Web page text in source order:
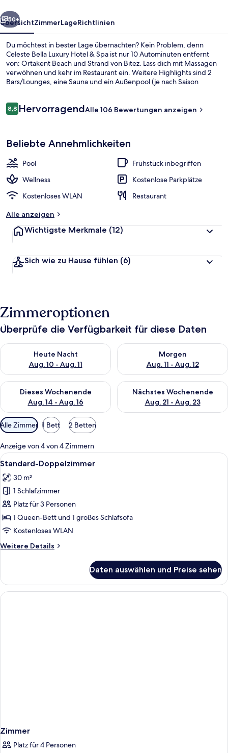
Weiter
50+
ÜbersichtZimmerLageRichtlinien
Du möchtest in bester Lage übernachten? Kein Problem, denn
Celeste Bella Luxury Hotel & Spa ist nur 10 Autominuten entfernt
von: Ortakent Beach und Strand von Bitez. Lass dich mit Massagen
verwöhnen und kehr im Restaurant ein. Weitere Highlights sind 2
Bars/Lounges, eine Sauna und ein Außenpool (je nach Saison
Bewertungen
8,88,8 von 10.
HervorragendAlle 106 Bewertungen anzeigen
Beliebte Annehmlichkeiten
Pool
Frühstück inbegriffen
Wellness
Kostenlose Parkplätze
Kostenloses WLAN
Restaurant
Alle anzeigen
Wichtigste Merkmale (12)
Sich wie zu Hause fühlen (6)
Zimmeroptionen
Überprüfe die Verfügbarkeit für diese Daten
Heute Nacht
Aug. 10 - Aug. 11
Überprüfe die Verfügbarkeit für heute Nacht, Aug. 10 - Aug.
Morgen
Aug. 11 - Aug. 12
Überprüfe die Verfügbarkeit
Dieses Wochenende
Aug. 14 - Aug. 16
Überprüfe die Verfügbarkeit für dieses Wochenende, Aug. 14
Nächstes Wochenende
Aug. 21 - Aug. 23
Überprüfe die Verfügbarkeit
Verfügbare
Filter
für
Zimmer
Alle Zimmer 1 Bett 2 Betten
Anzeige von 4 von 4 Zimmern
Alle
Fotos
für
Standard-
Doppelzimmer
anzeigen
Ein modernes Badezimmer mit
15
Standard-Doppelzimmer
30 m²
1 Schlafzimmer
Platz für 3 Personen
1 Queen-Bett und 1 großes Schlafsofa
Kostenloses WLAN
Weitere Details
Weitere
Doppelzimmer
Daten auswählen und Preise sehen
Zimmer
Platz für 4 Personen